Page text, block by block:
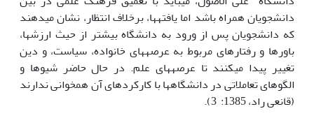
دانشجویان همراه باشد اما یافته­ها، برخلاف انتظار، نشان می­دهند
که دانشجویان پس از ورود به دانشگاه بیشتر از حیث ارزش­ها،
باورها و رفتارهای مربوط به عرصه­های خانواده، سیاست، و دین
تغییر پیدا می­کنند تا عرصه­های علم. در حال حاضر شیو­ها و
الگوهای تعاملاتی در دانشگاه­ها با کارکردهای آن همخوانی ندارند
(قانعی راد، 1385: 3).